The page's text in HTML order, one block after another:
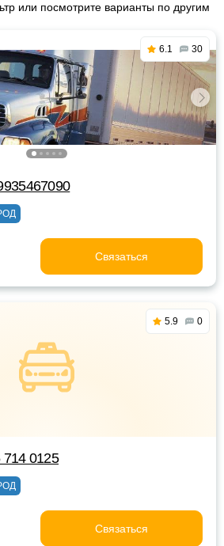
или посмотрите варианты по другим
6.1 30
Связаться
5.9 0
0125
Связаться